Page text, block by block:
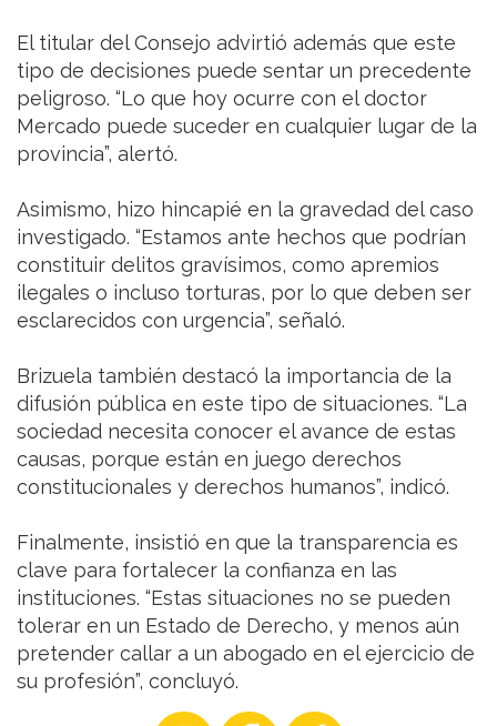
El titular del Consejo advirtió además que este
tipo de decisiones puede sentar un precedente
peligroso. “Lo que hoy ocurre con el doctor
Mercado puede suceder en cualquier lugar de la
provincia”, alertó.
Asimismo, hizo hincapié en la gravedad del caso
investigado. “Estamos ante hechos que podrían
constituir delitos gravísimos, como apremios
ilegales o incluso torturas, por lo que deben ser
esclarecidos con urgencia”, señaló.
Brizuela también destacó la importancia de la
difusión pública en este tipo de situaciones. “La
sociedad necesita conocer el avance de estas
causas, porque están en juego derechos
constitucionales y derechos humanos”, indicó.
Finalmente, insistió en que la transparencia es
clave para fortalecer la confianza en las
instituciones. “Estas situaciones no se pueden
tolerar en un Estado de Derecho, y menos aún
pretender callar a un abogado en el ejercicio de
su profesión”, concluyó.